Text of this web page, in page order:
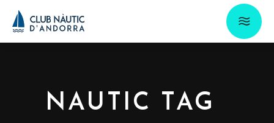
NAUTIC TAG